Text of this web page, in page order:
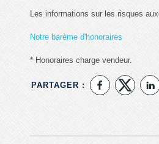
Les informations sur les risques
Notre barème d'honoraires
* Honoraires charge vendeur.
PARTAGER :